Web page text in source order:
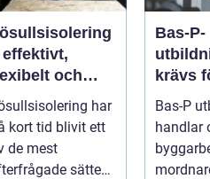
effektivt,
och
har
kort tid blivit ett
de mest
sätten
Bas-P-
krävs
Bas-P
handlar